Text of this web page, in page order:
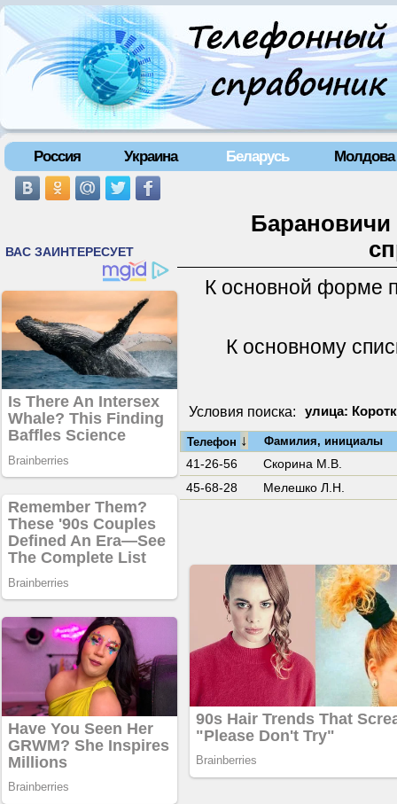
Россия Украина Беларусь Молдова
Барановичи
К основной форме
К основному
Условия поиска: улица:
Телефон ↓ Фамилия, инициалы
41-26-56
Скорина М.В.
45-68-28
Мелешко Л.Н.